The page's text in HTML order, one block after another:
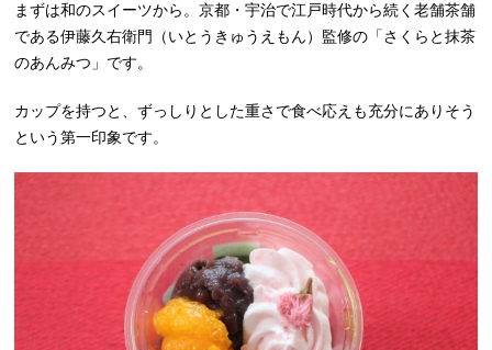
まずは和のスイーツから。京都・宇治で江戸時代から続く老舗茶舗
である伊藤久右衛門（いとうきゅうえもん）監修の「さくらと抹茶
のあんみつ」です。
カップを持つと、ずっしりとした重さで食べ応えも充分にありそう
という第一印象です。